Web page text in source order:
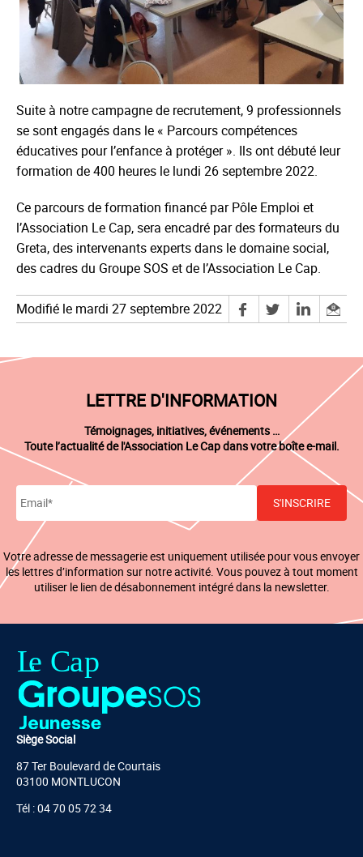
Suite à notre campagne de recrutement, 9 professionnels
se sont engagés dans le « Parcours compétences
éducatives pour l’enfance à protéger ». Ils ont débuté leur
formation de 400 heures le lundi 26 septembre 2022.
Ce parcours de formation financé par Pôle Emploi et
l’Association Le Cap, sera encadré par des formateurs du
Greta, des intervenants experts dans le domaine social,
des cadres du Groupe SOS et de l’Association Le Cap.
Modifié le mardi 27 septembre 2022
LETTRE D'INFORMATION
Témoignages, initiatives, événements …
Toute l’actualité de l'Association Le Cap dans votre boîte e-mail.
Votre adresse de messagerie est uniquement utilisée pour vous envoyer
les lettres d’information sur notre activité. Vous pouvez à tout moment
utiliser le lien de désabonnement intégré dans la newsletter.
Siège Social
87 Ter Boulevard de Courtais
03100 MONTLUCON
Tél : 04 70 05 72 34